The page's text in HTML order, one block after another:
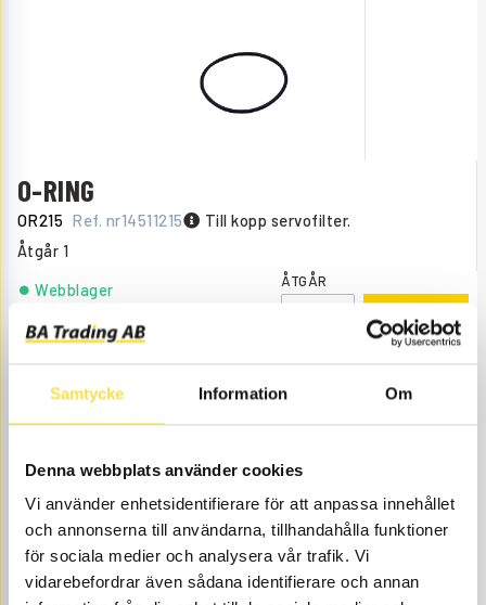
Samtycke Information Om
Denna webbplats använder cookies
Vi använder enhetsidentifierare för att anpassa innehållet
och annonserna till användarna, tillhandahålla funktioner
för sociala medier och analysera vår trafik. Vi
vidarebefordrar även sådana identifierare och annan
O-RING
OR215 Ref. nr14511215 Till kopp servofilter.
Åtgår 1
35.00
Webblager ÅTGÅR
KÖP
O-RING